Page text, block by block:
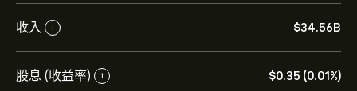
收入 i ‎$‎34.56B
股息 (收益率) i ‎$‎0.35 (0.01%)